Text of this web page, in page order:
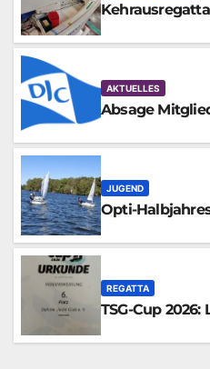
AKTUELLES
Absage
JUGEND
Opti-
REGATTA
TSG-Cup